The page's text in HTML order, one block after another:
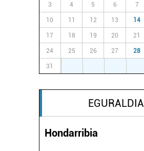
3 4 5 6 7
10 11 12 13 14
17 18 19 20 21
24 25 26 27 28
31
EGURALDIA
Hondarribia